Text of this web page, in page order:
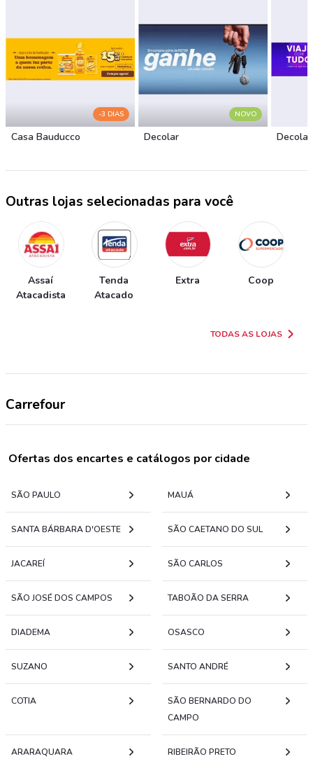
-3 DIAS
Casa Bauducco
NOVO
Decolar Decolar
Outras lojas selecionadas para você
Assaí
Atacadista
Tenda
Atacado
Extra Coop
TODAS AS LOJAS
Carrefour
Ofertas dos encartes e catálogos por cidade
SÃO PAULO MAUÁ
SANTA BÁRBARA D'OESTE SÃO CAETANO DO SUL
JACAREÍ SÃO CARLOS
SÃO JOSÉ DOS CAMPOS TABOÃO DA SERRA
DIADEMA OSASCO
SUZANO SANTO ANDRÉ
COTIA
SÃO BERNARDO DO
CAMPO
ARARAQUARA RIBEIRÃO PRETO